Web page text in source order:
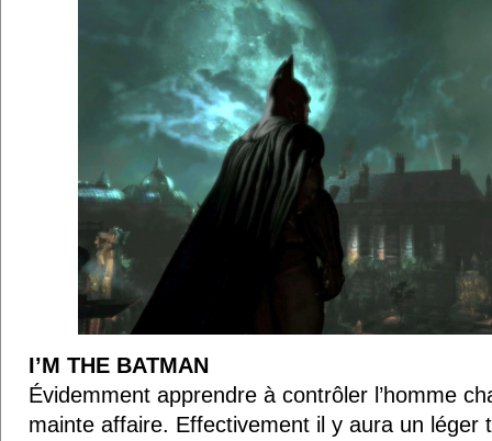
I’M THE BATMAN
Évidemment apprendre à contrôler l’homme
mainte affaire. Effectivement il y aura un léger